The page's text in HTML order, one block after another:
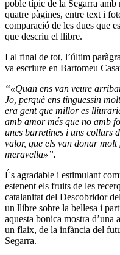
poble típic de la Segarra
quatre pàgines, entre text i
comparació de les dues que
que descriu el llibre.
I al final de tot, l’últim
va escriure en Bartomeu
“«Quan ens van veure
Jo, perquè ens tinguessin
era gent que millor es
amb amor més que no amb
unes barretines i uns collars
valor, que els van donar
meravella»”.
És agradable i estimulant
estenent els fruits de les
catalanitat del Descobridor
un llibre sobre la bellesa i
aquesta bonica mostra
un flaix, de la infància del
Segarra.